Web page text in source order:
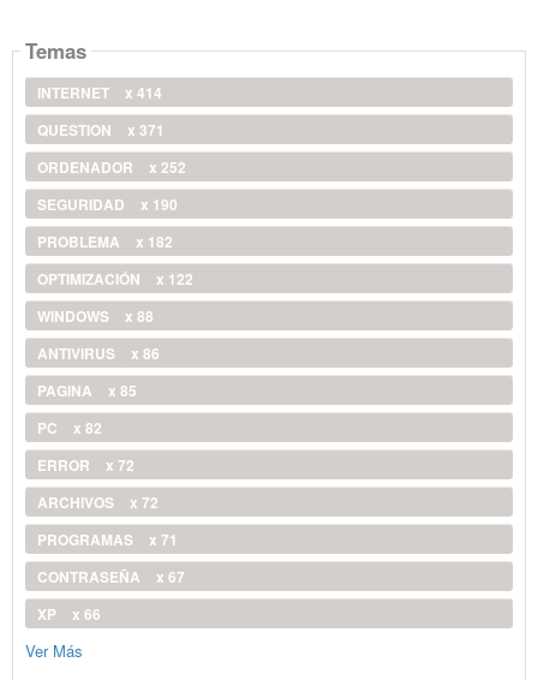
Temas
INTERNET
x 414
QUESTION
x 371
ORDENADOR
x 252
SEGURIDAD
x 190
PROBLEMA
x 182
OPTIMIZACIÓN
x 122
WINDOWS
x 88
ANTIVIRUS
x 86
PAGINA
x 85
PC
x 82
ERROR
x 72
ARCHIVOS
x 72
PROGRAMAS
x 71
CONTRASEÑA
x 67
XP
x 66
Ver Más